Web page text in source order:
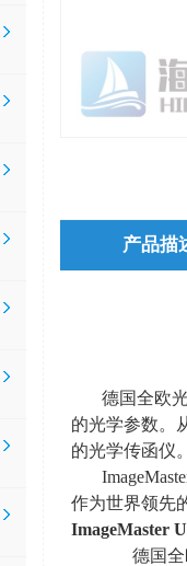
产品描
德国全欧
的光学参数。
的光学传函仪。
作为世界领先
ImageMaster
德国